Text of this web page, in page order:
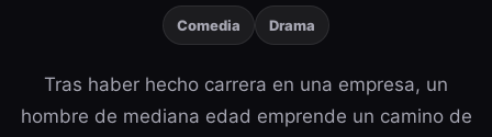
Comedia Drama
Tras haber hecho carrera en una empresa, un
hombre de mediana edad emprende un camino de